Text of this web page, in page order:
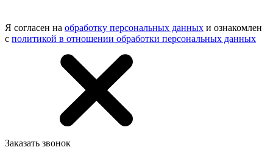
Я согласен на обработку персональных данных и ознакомлен
с политикой в отношении обработки персональных данных
Заказать звонок